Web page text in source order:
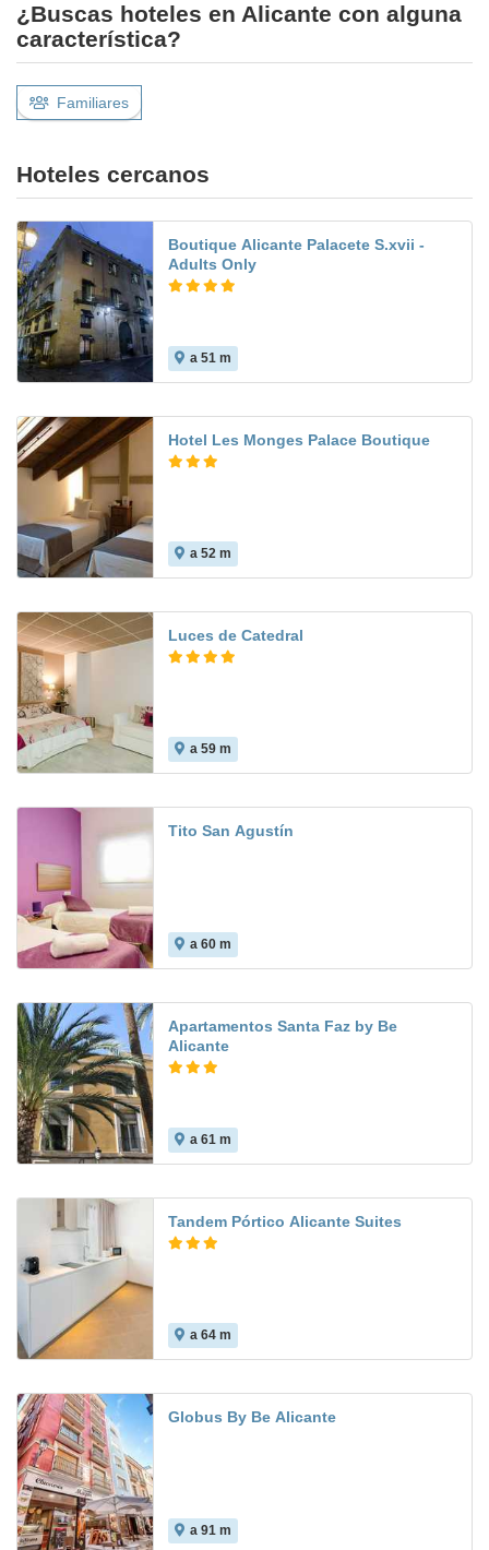
¿Buscas hoteles en Alicante con alguna
característica?
Familiares
Hoteles cercanos
Boutique Alicante Palacete S.xvii -
Adults Only
a 51 m
Hotel Les Monges Palace Boutique
a 52 m
Luces de Catedral
a 59 m
Tito San Agustín
a 60 m
Apartamentos Santa Faz by Be
Alicante
a 61 m
Tandem Pórtico Alicante Suites
a 64 m
Globus By Be Alicante
a 91 m